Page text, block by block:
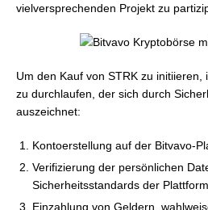
vielversprechenden Projekt zu
Um den Kauf von STRK zu initiieren,
zu durchlaufen, der sich durch
auszeichnet:
Kontoerstellung auf der Bitvavo-
Verifizierung der persönlichen
Sicherheitsstandards der
Einzahlung von Geldern,